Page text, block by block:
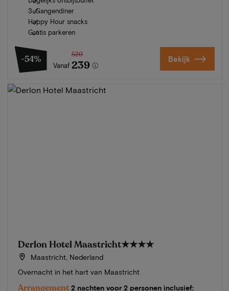
3-Gangendiner
Happy Hour snacks
Gratis parkeren
-54%
Vanaf
520
239 Bekijk
Derlon Hotel Maastricht★★★★
Maastricht, Nederland
Overnacht in het hart van Maastricht
Arrangement 2 nachten voor 2 personen inclusief: